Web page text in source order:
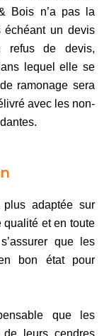
Bois n’a pas la
échéant un devis
refus de devis,
lequel elle se
ramonage sera
avec les non-
adaptée sur
qualité et en toute
que les
bon état pour
que les
leurs cendres